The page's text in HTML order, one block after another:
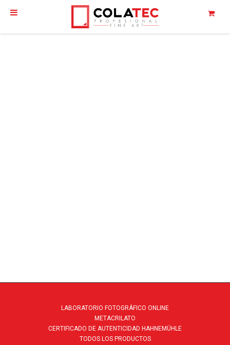
LABORATORIO FOTOGRÁFICO ONLINE
METACRILATO
CERTIFICADO DE AUTENTICIDAD HAHNEMÜHLE
TODOS LOS PRODUCTOS